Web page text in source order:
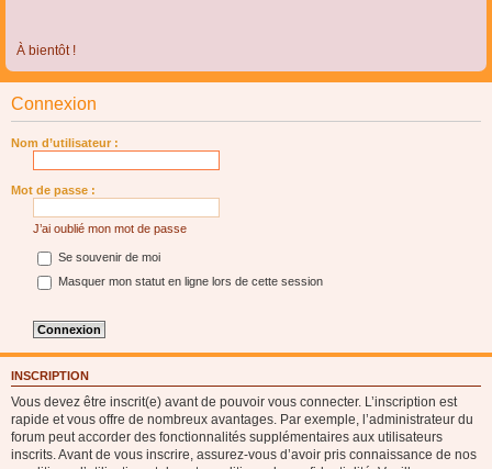
À bientôt !
Connexion
Nom d’utilisateur :
Mot de passe :
J’ai oublié mon mot de passe
Se souvenir de moi
Masquer mon statut en ligne lors de cette session
INSCRIPTION
Vous devez être inscrit(e) avant de pouvoir vous connecter. L’inscription est
rapide et vous offre de nombreux avantages. Par exemple, l’administrateur du
forum peut accorder des fonctionnalités supplémentaires aux utilisateurs
inscrits. Avant de vous inscrire, assurez-vous d’avoir pris connaissance de nos